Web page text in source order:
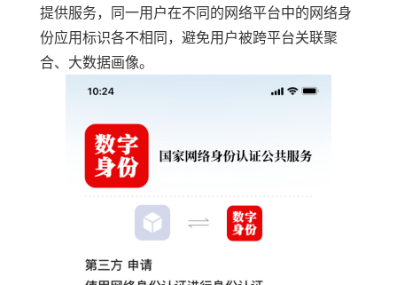
提供服务，同一用户在不同的网络平台中的网络身
份应用标识各不相同，避免用户被跨平台关联聚
合、大数据画像。